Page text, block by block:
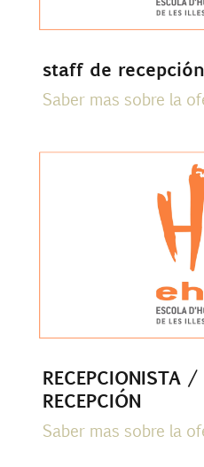
staff de recepción
Saber mas sobre la
RECEPCIONISTA
RECEPCIÓN
Saber mas sobre la